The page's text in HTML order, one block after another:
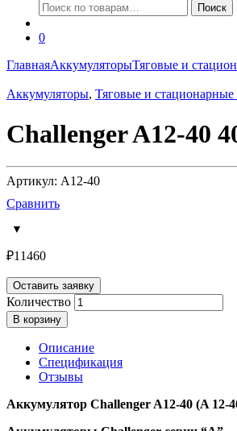
Искать:
Поиск
0
ГлавнаяАккумуляторыТяговые и
Аккумуляторы, Тяговые и
Challenger A12-40
Артикул: A12-40
Сравнить
₽11460
Оставить заявку
Количество
В корзину
Описание
Спецификация
Отзывы
Аккумулятор Challenger A12-40 (A 12-